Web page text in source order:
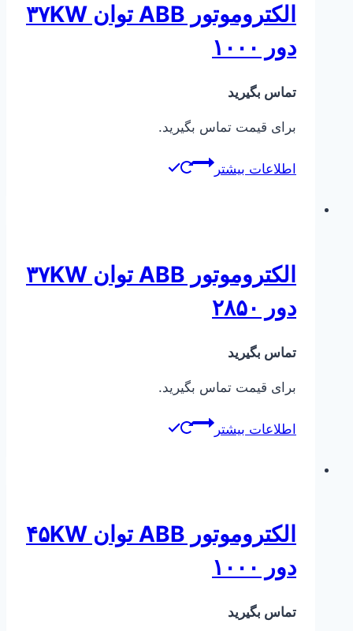
الکتروموتور ABB توان ۳۷KW
دور ۱۰۰۰
تماس بگیرید
برای قیمت تماس بگیرید.
اطلاعات بیشتر
الکتروموتور ABB توان ۳۷KW
دور ۲۸۵۰
تماس بگیرید
برای قیمت تماس بگیرید.
اطلاعات بیشتر
الکتروموتور ABB توان ۴۵KW
دور ۱۰۰۰
تماس بگیرید